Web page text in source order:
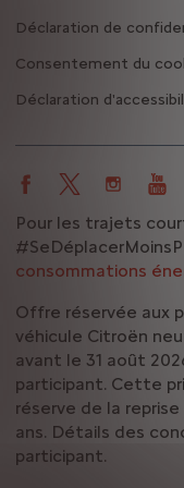
Déclaration de
Consentement du
Déclaration
Pour les trajets
consommations
Offre réservée aux
véhicule Citroën
avant le 31 août
participant. Cette
réserve de la
ans. Détails des
participant.